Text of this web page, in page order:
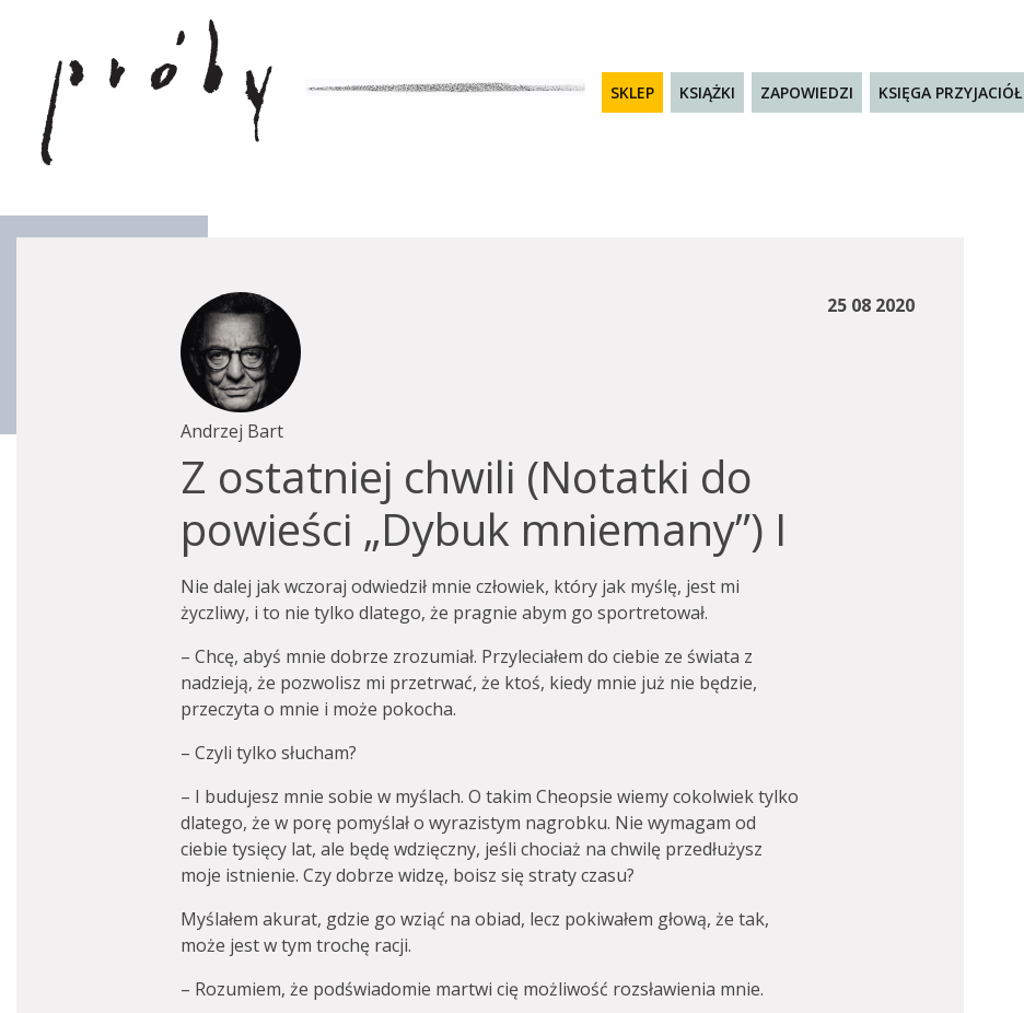
SKLEP KSIĄŻKI ZAPOWIEDZI KSIĘGA PRZYJACIÓŁ
25 08 2020
Andrzej Bart
Z ostatniej chwili (Notatki do
powieści „Dybuk mniemany”) I
Nie dalej jak wczoraj odwiedził mnie człowiek, który jak myślę, jest mi
życzliwy, i to nie tylko dlatego, że pragnie abym go sportretował.
– Chcę, abyś mnie dobrze zrozumiał. Przyleciałem do ciebie ze świata z
nadzieją, że pozwolisz mi przetrwać, że ktoś, kiedy mnie już nie będzie,
przeczyta o mnie i może pokocha.
– Czyli tylko słucham?
– I budujesz mnie sobie w myślach. O takim Cheopsie wiemy cokolwiek tylko
dlatego, że w porę pomyślał o wyrazistym nagrobku. Nie wymagam od
ciebie tysięcy lat, ale będę wdzięczny, jeśli chociaż na chwilę przedłużysz
moje istnienie. Czy dobrze widzę, boisz się straty czasu?
Myślałem akurat, gdzie go wziąć na obiad, lecz pokiwałem głową, że tak,
może jest w tym trochę racji.
– Rozumiem, że podświadomie martwi cię możliwość rozsławienia mnie.